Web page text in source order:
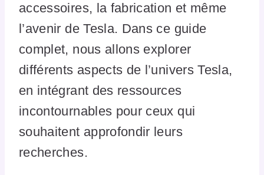
accessoires, la fabrication et même
l’avenir de Tesla. Dans ce guide
complet, nous allons explorer
différents aspects de l’univers Tesla,
en intégrant des ressources
incontournables pour ceux qui
souhaitent approfondir leurs
recherches.